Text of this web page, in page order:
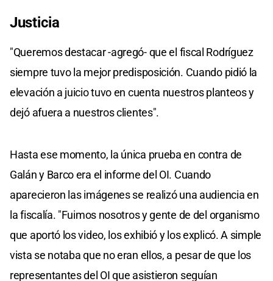
Justicia
"Queremos destacar -agregó- que el fiscal Rodríguez
siempre tuvo la mejor predisposición. Cuando pidió la
elevación a juicio tuvo en cuenta nuestros planteos y
dejó afuera a nuestros clientes".
Hasta ese momento, la única prueba en contra de
Galán y Barco era el informe del OI. Cuando
aparecieron las imágenes se realizó una audiencia en
la fiscalía. "Fuimos nosotros y gente de del organismo
que aportó los video, los exhibió y los explicó. A simple
vista se notaba que no eran ellos, a pesar de que los
representantes del OI que asistieron seguían